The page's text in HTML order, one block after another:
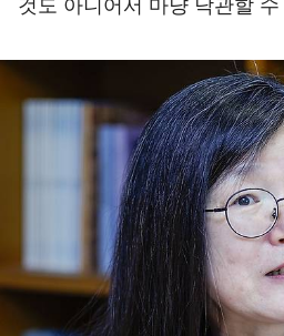
것도 아니어서 마냥 낙관할